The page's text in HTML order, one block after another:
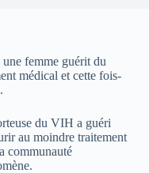
femme guérit du
médical et cette fois-
du VIH a guéri
au moindre traitement
communauté